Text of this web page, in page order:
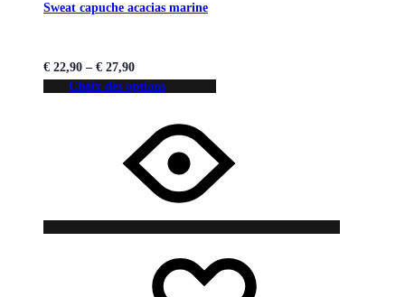
Sweat capuche acacias marine
€ 22,90 – € 27,90
Choix des options